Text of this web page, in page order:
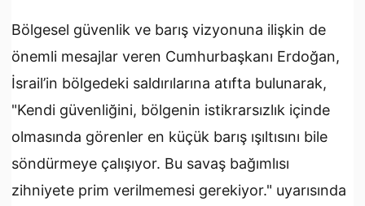
Bölgesel güvenlik ve barış vizyonuna ilişkin de
önemli mesajlar veren Cumhurbaşkanı Erdoğan,
İsrail’in bölgedeki saldırılarına atıfta bulunarak,
"Kendi güvenliğini, bölgenin istikrarsızlık içinde
olmasında görenler en küçük barış ışıltısını bile
söndürmeye çalışıyor. Bu savaş bağımlısı
zihniyete prim verilmemesi gerekiyor." uyarısında